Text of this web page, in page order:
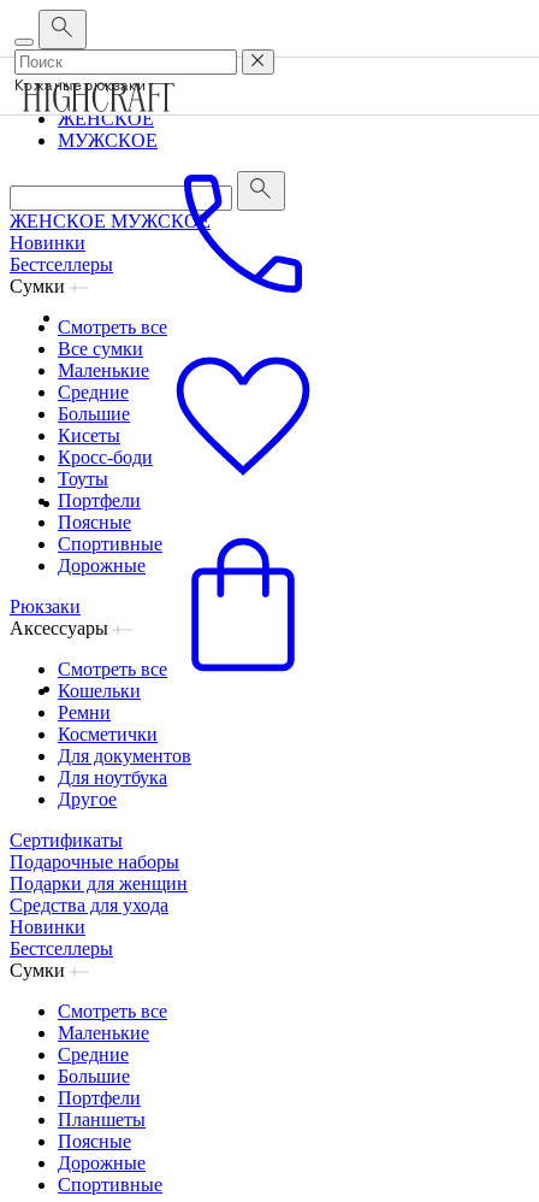
Корпоративным клиентам • О бренде
ЖЕНСКОЕ
МУЖСКОЕ
ЖЕНСКОЕ МУЖСКОЕ
Новинки
Бестселлеры
Сумки
Смотреть все
Все сумки
Маленькие
Средние
Большие
Кисеты
Кросс-боди
Тоуты
Портфели
Поясные
Спортивные
Дорожные
Рюкзаки
Аксессуары
Смотреть все
Кошельки
Ремни
Косметички
Для документов
Для ноутбука
Другое
Сертификаты
Подарочные наборы
Подарки для женщин
Средства для ухода
Новинки
Бестселлеры
Сумки
Смотреть все
Маленькие
Средние
Большие
Портфели
Планшеты
Поясные
Дорожные
Спортивные
Кожаные рюкзаки